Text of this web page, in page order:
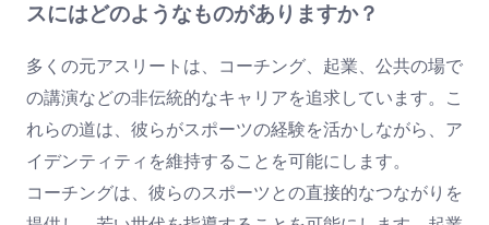
スにはどのようなものがありますか？
多くの元アスリートは、コーチング、起業、公共の場で
の講演などの非伝統的なキャリアを追求しています。こ
れらの道は、彼らがスポーツの経験を活かしながら、ア
イデンティティを維持することを可能にします。
コーチングは、彼らのスポーツとの直接的なつながりを